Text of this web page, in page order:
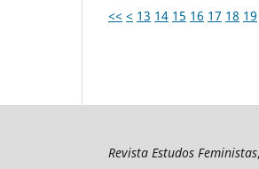
<< < 13 14 15 16 17 18 19
Revista Estudos Feministas